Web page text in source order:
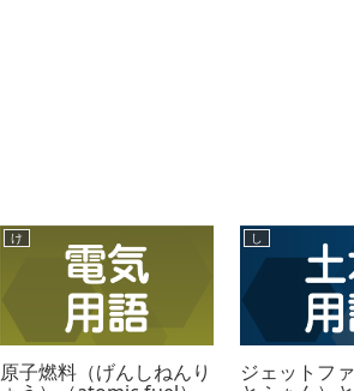
け
原子燃料（げんしねんり
し
ジェットフ